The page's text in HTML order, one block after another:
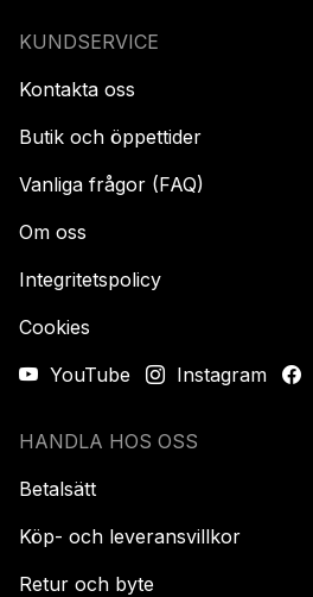
KUNDSERVICE
Kontakta oss
Butik och öppettider
Vanliga frågor (FAQ)
Om oss
Integritetspolicy
Cookies
YouTube
Instagram
HANDLA HOS OSS
Betalsätt
Köp- och leveransvillkor
Retur och byte